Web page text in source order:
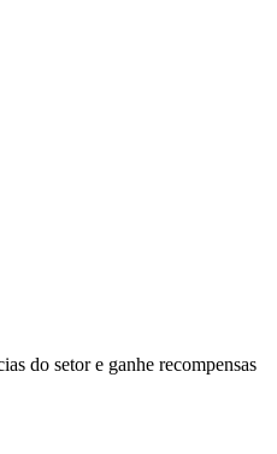
do setor e ganhe recompensas